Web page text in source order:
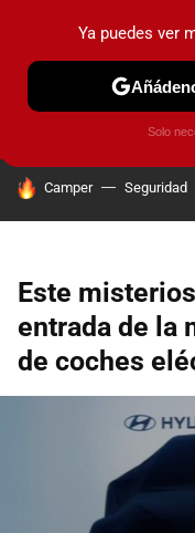
PRUEBAS COCHES
HOY SE HABLA DE
Camper Seguridad
Este
entrada de la
de coches
Ya puedes ver
Solo